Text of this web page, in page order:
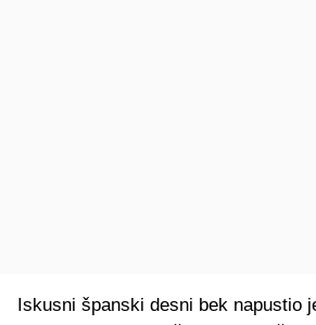
Iskusni španski desni bek napustio